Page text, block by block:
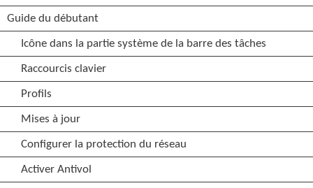
Guide du débutant
Icône dans la partie système de la barre des tâches
Raccourcis clavier
Profils
Mises à jour
Configurer la protection du réseau
Activer Antivol